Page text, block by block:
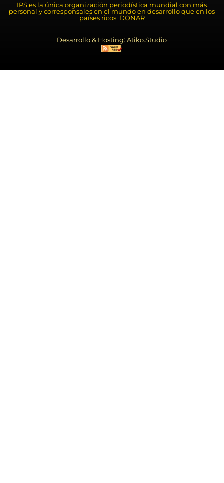
IPS es la única organización periodística mundial con más
personal y corresponsales en el mundo en desarrollo que en los
países ricos. DONAR
Desarrollo & Hosting: Atiko.Studio